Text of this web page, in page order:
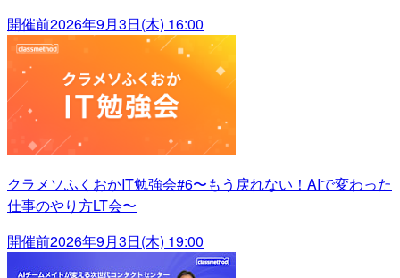
開催前2026年9月3日(木) 16:00
クラメソふくおかIT勉強会#6〜もう戻れない！AIで変わった
仕事のやり方LT会〜
開催前2026年9月3日(木) 19:00